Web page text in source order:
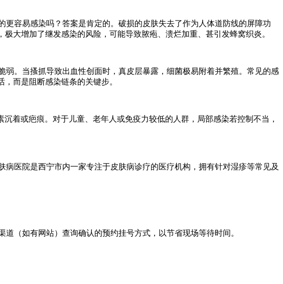
容易感染吗？答案是肯定的。破损的皮肤失去了作为人体道防线的屏障功
大增加了继发感染的风险，可能导致脓疱、溃烂加重、甚引发蜂窝织炎。
。当搔抓导致出血性创面时，真皮层暴露，细菌极易附着并繁殖。常见的感
而是阻断感染链条的关键步。
着或疤痕。对于儿童、老年人或免疫力较低的人群，局部感染若控制不当，
医院是西宁市内一家专注于皮肤病诊疗的医疗机构，拥有针对湿疹等常见及
（如有网站）查询确认的预约挂号方式，以节省现场等待时间。